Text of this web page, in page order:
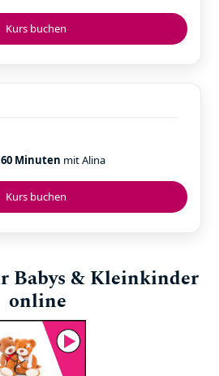
Kurs buchen
Kurs buchen
Minuten mit Alina
Babys & Kleinkinder
online